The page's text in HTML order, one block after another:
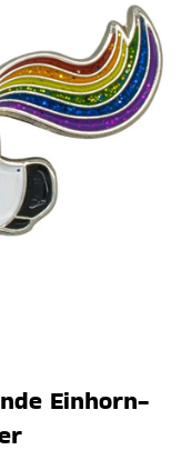
Einhorn-